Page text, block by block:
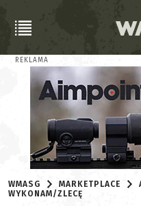
REKLAMA
WMASG MARKETPLACE
WYKONAM/ZLECĘ